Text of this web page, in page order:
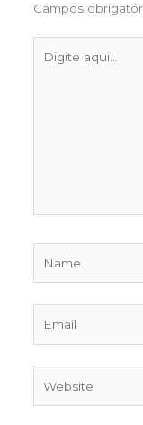
Campos
aqui...